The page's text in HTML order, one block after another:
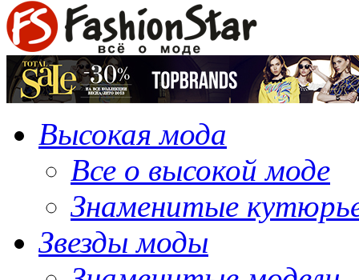
Высокая мода
Все о высокой моде
Знаменитые
Звезды моды